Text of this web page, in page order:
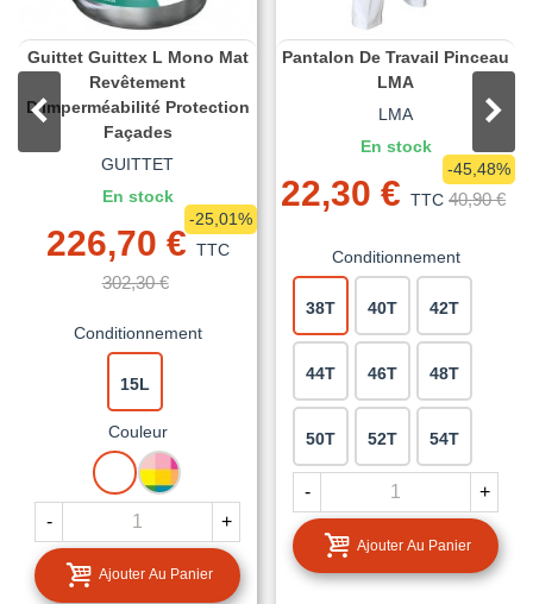
Guittet Guittex L Mono Mat
Revêtement
D'Imperméabilité Protection
Façades
GUITTET
En stock
226,70 € TTC
302,30 €
-25,01%
Conditionnement
15L
Couleur
BLANCMISE
A
TEINTE
- +
Ajouter Au Panier
Pantalon De Travail Pinceau
LMA
LMA
En stock
22,30 € TTC 40,90 €
-45,48%
Conditionnement
38T 40T 42T
44T 46T 48T
50T 52T 54T
- +
Ajouter Au Panier